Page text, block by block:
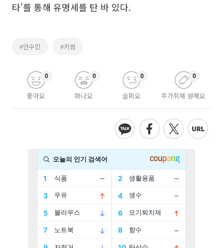
타'를 통해 유명세를 탄 바 있다.
#안수민 #키썸
좋아요
0
화나요
0
슬퍼요
0
추가취재 원해요
0